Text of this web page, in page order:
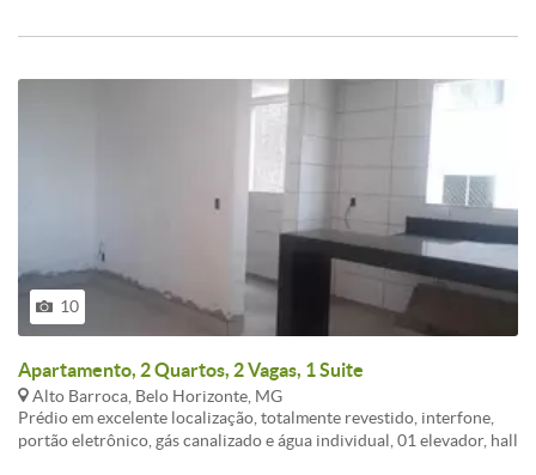
10
Apartamento, 2 Quartos, 2 Vagas, 1 Suite
Alto Barroca, Belo Horizonte, MG
Prédio em excelente localização, totalmente revestido, interfone,
portão eletrônico, gás canalizado e água individual, 01 elevador, hall